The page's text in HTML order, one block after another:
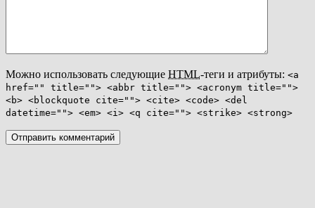
Можно использовать следующие HTML-теги и атрибуты: <a
href="" title=""> <abbr title=""> <acronym title="">
<b> <blockquote cite=""> <cite> <code> <del
datetime=""> <em> <i> <q cite=""> <strike> <strong>